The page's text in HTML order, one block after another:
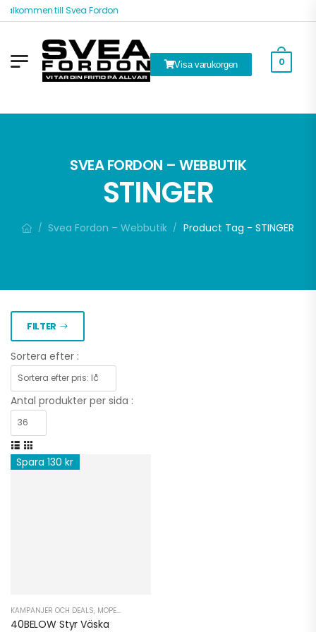
till Svea Fordon
Visa varukorgen 0
SVEA FORDON – WEBBUTIK
STINGER
/ Svea Fordon – Webbutik / Product Tag - STINGER
FILTER
Sortera efter :
Antal produkter per sida :
Spara 130 kr
KAMPANJER OCH DEALS, MOPED TILLBEHÖR
40BELOW Styr Väska